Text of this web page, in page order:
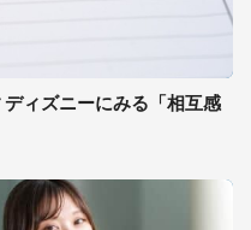
ディズニーにみる「相互感